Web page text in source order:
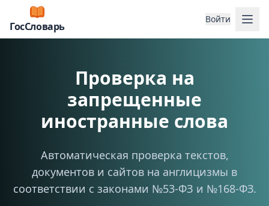
ГосСловарь
Войти
Проверка на
запрещенные
иностранные слова
Автоматическая проверка текстов,
документов и сайтов на англицизмы в
соответствии с законами №53-ФЗ и №168-ФЗ.